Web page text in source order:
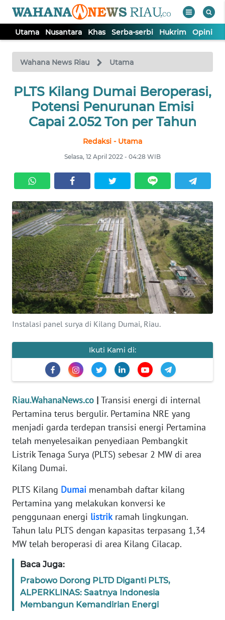
Utama Nusantara Khas Serba-serbi Hukrim Opini
Wahana News Riau Utama
PLTS Kilang Dumai Beroperasi,
Potensi Penurunan Emisi
Capai 2.052 Ton per Tahun
Redaksi - Utama
Selasa, 12 April 2022 - 04:28 WIB
Instalasi panel surya di Kilang Dumai, Riau.
Ikuti Kami di:
Riau.WahanaNews.co | Transisi energi di internal
Pertamina terus bergulir. Pertamina NRE yang
menjadi garda terdepan transisi energi Pertamina
telah menyelesaikan penyediaan Pembangkit
Listrik Tenaga Surya (PLTS) sebesar 2 MW di area
Kilang Dumai.
PLTS Kilang Dumai menambah daftar kilang
Pertamina yang melakukan konversi ke
penggunaan energi listrikramah lingkungan.
Tahun lalu PLTS dengan kapasitas terpasang 1,34
MW telah beroperasi di area Kilang Cilacap.
Baca Juga:
Prabowo Dorong PLTD Diganti PLTS,
ALPERKLINAS: Saatnya Indonesia
Membangun Kemandirian Energi
TV
Tutup
UTAMA
NUSANTARA
SERBA-
SERBI
HUKRIM
OPINI
PERISTIWA
Informasi
BERITA
KONTAK
IKLAN
TENTANG
KAMI
PEDOMAN
SIBER
REDAKSI
KARIR
DISCLAIMER
Wahana
Regional